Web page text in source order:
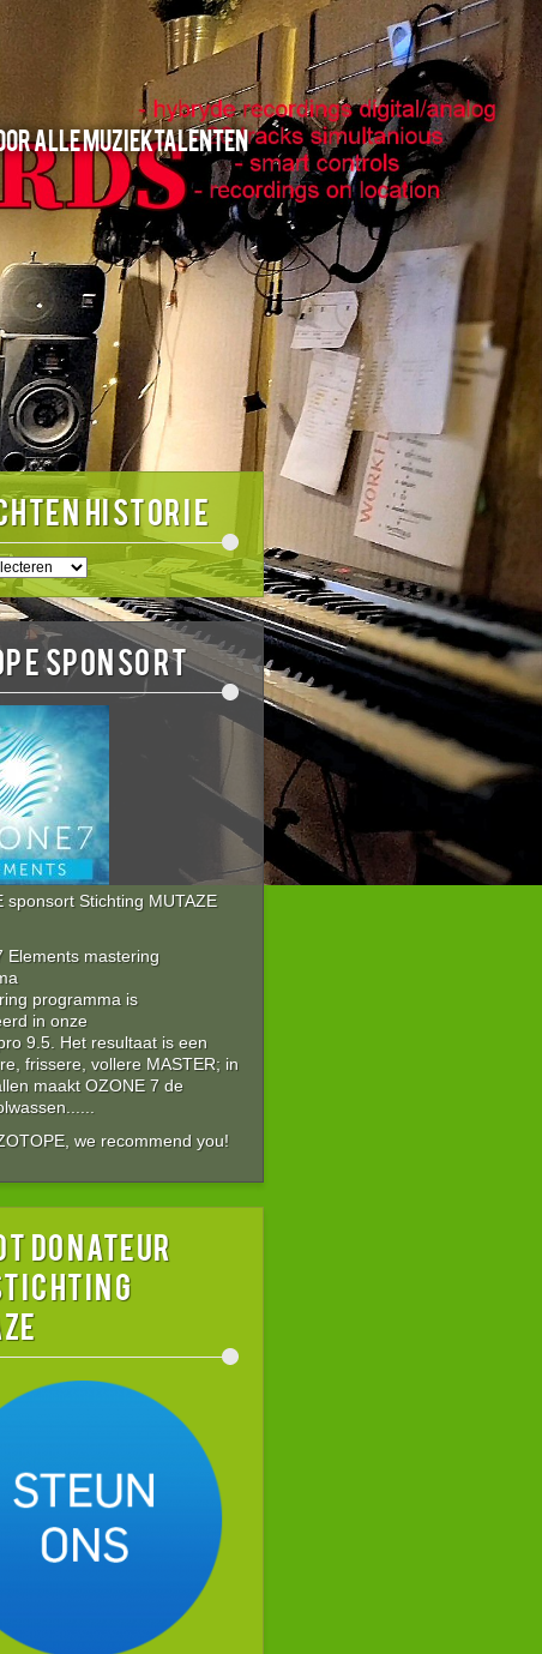
alle muziektalenten
HISTORIE
sponsort
sponsort Stichting MUTAZE
Elements mastering
programma is
in onze
9.5. Het resultaat is een
frissere, vollere MASTER; in
maakt OZONE 7 de
we recommend you!
donateur